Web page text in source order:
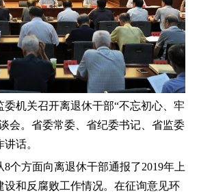
机关召开离退休干部“不忘初心、牢
会。省委常委、省纪委书记、省监委
话。
方面向离退休干部通报了2019年上
设和反腐败工作情况。在征询意见环